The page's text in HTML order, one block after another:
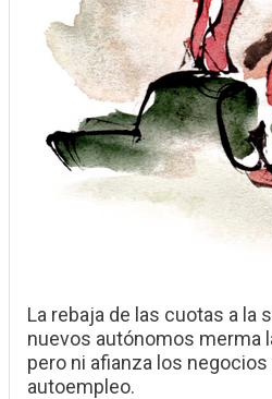
La rebaja de las cuotas a la
nuevos autónomos merma
pero ni afianza los negocios
autoempleo.